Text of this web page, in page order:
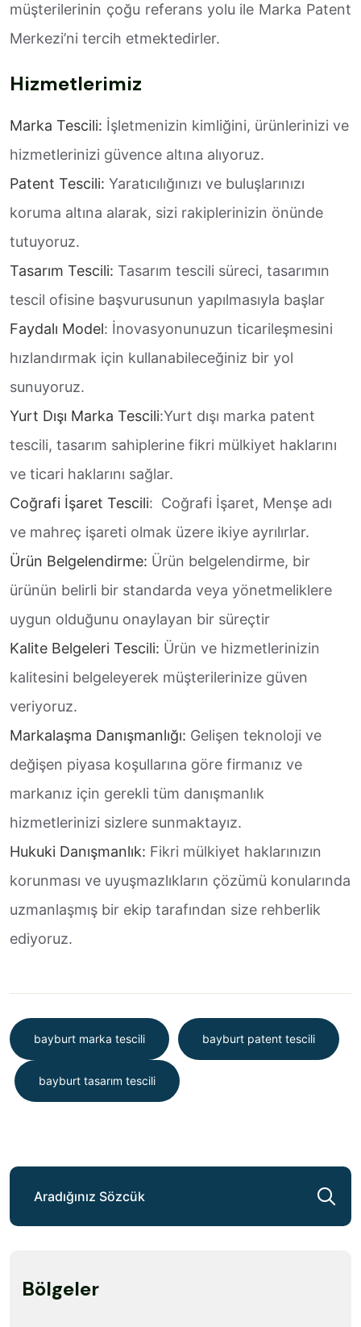
müşterilerinin çoğu referans yolu ile Marka Patent
Merkezi’ni tercih etmektedirler.
Hizmetlerimiz
Marka Tescili: İşletmenizin kimliğini, ürünlerinizi ve
hizmetlerinizi güvence altına alıyoruz.
Patent Tescili: Yaratıcılığınızı ve buluşlarınızı
koruma altına alarak, sizi rakiplerinizin önünde
tutuyoruz.
Tasarım Tescili: Tasarım tescili süreci, tasarımın
tescil ofisine başvurusunun yapılmasıyla başlar
Faydalı Model: İnovasyonunuzun ticarileşmesini
hızlandırmak için kullanabileceğiniz bir yol
sunuyoruz.
Yurt Dışı Marka Tescili:Yurt dışı marka patent
tescili, tasarım sahiplerine fikri mülkiyet haklarını
ve ticari haklarını sağlar.
Coğrafi İşaret Tescili: Coğrafi İşaret, Menşe adı
ve mahreç işareti olmak üzere ikiye ayrılırlar.
Ürün Belgelendirme: Ürün belgelendirme, bir
ürünün belirli bir standarda veya yönetmeliklere
uygun olduğunu onaylayan bir süreçtir
Kalite Belgeleri Tescili: Ürün ve hizmetlerinizin
kalitesini belgeleyerek müşterilerinize güven
veriyoruz.
Markalaşma Danışmanlığı: Gelişen teknoloji ve
değişen piyasa koşullarına göre firmanız ve
markanız için gerekli tüm danışmanlık
hizmetlerinizi sizlere sunmaktayız.
Hukuki Danışmanlık: Fikri mülkiyet haklarınızın
korunması ve uyuşmazlıkların çözümü konularında
uzmanlaşmış bir ekip tarafından size rehberlik
ediyoruz.
bayburt marka tescili bayburt patent tescili
bayburt tasarım tescili
Bölgeler